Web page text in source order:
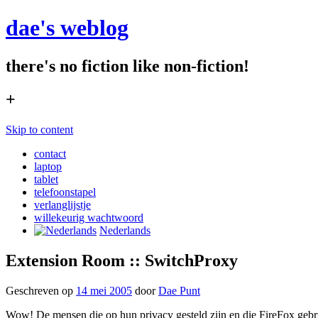
dae's weblog
there's no fiction like non-fiction!
+
Skip to content
contact
laptop
tablet
telefoonstapel
verlanglijstje
willekeurig wachtwoord
Nederlands
Extension Room :: SwitchProxy
Geschreven op 14 mei 2005 doorDae Punt
Wow! De mensen die op hun privacy gesteld zijn en die FireFox